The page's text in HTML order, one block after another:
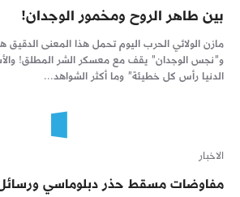
بين طاهر الروح ومخمور الوجدان!
مازن الولائي الحرب اليوم تحمل هذا المعنى
و”نجس الوجدان” يقف مع معسكر الشر المطلق!
الدنيا رأس كل خطيئة” وما أكثر الشواهد...
الاخبار
مفاوضات مسقط حذر دبلوماسي